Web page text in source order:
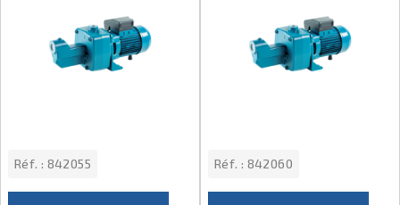
Réf. : 842055 Réf. : 842060